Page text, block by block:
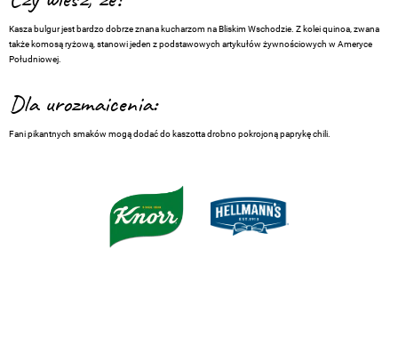
Kasza bulgur jest bardzo dobrze znana kucharzom na Bliskim Wschodzie. Z kolei quinoa, zwana
także komosą ryżową, stanowi jeden z podstawowych artykułów żywnościowych w Ameryce
Południowej.
Dla urozmaicenia:
Fani pikantnych smaków mogą dodać do kaszotta drobno pokrojoną paprykę chili.